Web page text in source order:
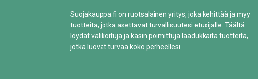
Suojakauppa.fi on ruotsalainen yritys, joka kehittää ja myy
tuotteita, jotka asettavat turvallisuutesi etusijalle. Täältä
löydät valikoituja ja käsin poimittuja laadukkaita tuotteita,
jotka luovat turvaa koko perheellesi.